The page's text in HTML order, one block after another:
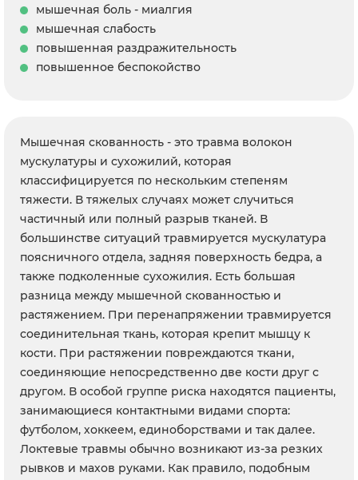
мышечная боль - миалгия
мышечная слабость
повышенная раздражительность
повышенное беспокойство
Мышечная скованность - это травма волокон
мускулатуры и сухожилий, которая
классифицируется по нескольким степеням
тяжести. В тяжелых случаях может случиться
частичный или полный разрыв тканей. В
большинстве ситуаций травмируется мускулатура
поясничного отдела, задняя поверхность бедра, а
также подколенные сухожилия. Есть большая
разница между мышечной скованностью и
растяжением. При перенапряжении травмируется
соединительная ткань, которая крепит мышцу к
кости. При растяжении повреждаются ткани,
соединяющие непосредственно две кости друг с
другом. В особой группе риска находятся пациенты,
занимающиеся контактными видами спорта:
футболом, хоккеем, единоборствами и так далее.
Локтевые травмы обычно возникают из-за резких
рывков и махов руками. Как правило, подобным